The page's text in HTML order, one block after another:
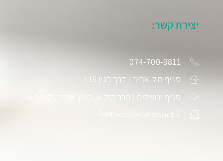
יצירת קשר:
074-700-9811
סניף תל-אביב | דרך בגין 116
סניף ירושלים | הרב קוק 8, בניין אשדר, קומה 4
Protocol@zahav.net.il